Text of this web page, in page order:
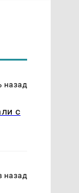
назад
с
назад